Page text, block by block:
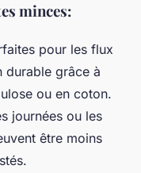
minces:
pour les flux
durable grâce à
ou en coton.
journées ou les
être moins